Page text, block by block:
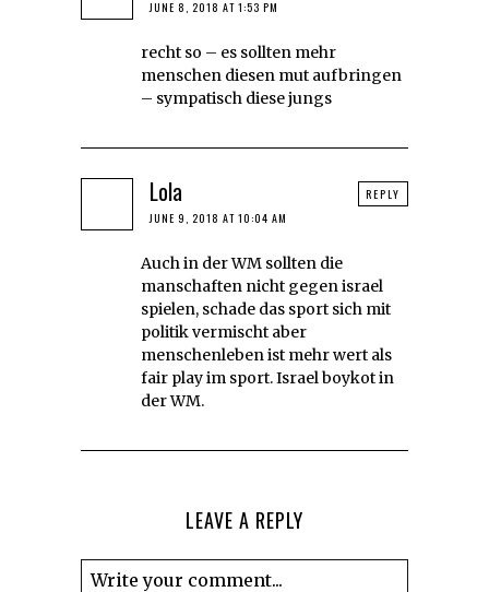
JUNE 8, 2018 AT 1:53 PM
recht so – es sollten mehr
menschen diesen mut aufbringen
– sympatisch diese jungs
Lola
JUNE 9, 2018 AT 10:04 AM
Auch in der WM sollten die
manschaften nicht gegen israel
spielen, schade das sport sich mit
politik vermischt aber
menschenleben ist mehr wert als
fair play im sport. Israel boykot in
der WM.
REPLY
LEAVE A REPLY